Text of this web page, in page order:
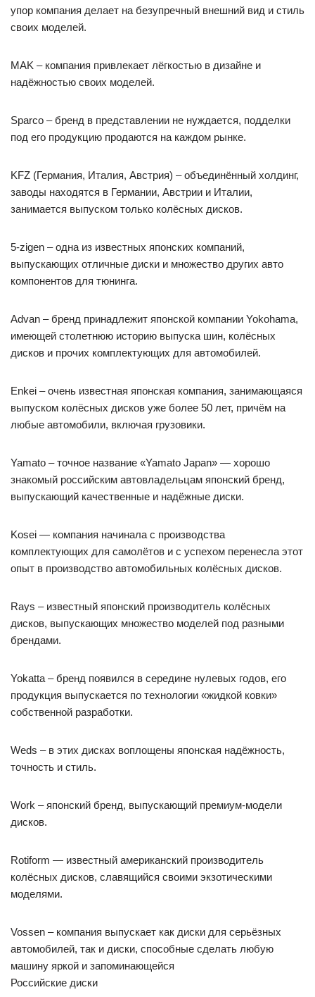
упор компания делает на безупречный внешний вид и стиль
своих моделей.
MAK – компания привлекает лёгкостью в дизайне и
надёжностью своих моделей.
Sparco – бренд в представлении не нуждается, подделки
под его продукцию продаются на каждом рынке.
KFZ (Германия, Италия, Австрия) – объединённый холдинг,
заводы находятся в Германии, Австрии и Италии,
занимается выпуском только колёсных дисков.
5-zigen – одна из известных японских компаний,
выпускающих отличные диски и множество других авто
компонентов для тюнинга.
Advan – бренд принадлежит японской компании Yokohama,
имеющей столетнюю историю выпуска шин, колёсных
дисков и прочих комплектующих для автомобилей.
Enkei – очень известная японская компания, занимающаяся
выпуском колёсных дисков уже более 50 лет, причём на
любые автомобили, включая грузовики.
Yamato – точное название «Yamato Japan» — хорошо
знакомый российским автовладельцам японский бренд,
выпускающий качественные и надёжные диски.
Kosei — компания начинала с производства
комплектующих для самолётов и с успехом перенесла этот
опыт в производство автомобильных колёсных дисков.
Rays – известный японский производитель колёсных
дисков, выпускающих множество моделей под разными
брендами.
Yokatta – бренд появился в середине нулевых годов, его
продукция выпускается по технологии «жидкой ковки»
собственной разработки.
Weds – в этих дисках воплощены японская надёжность,
точность и стиль.
Work – японский бренд, выпускающий премиум-модели
дисков.
Rotiform — известный американский производитель
колёсных дисков, славящийся своими экзотическими
моделями.
Vossen – компания выпускает как диски для серьёзных
автомобилей, так и диски, способные сделать любую
машину яркой и запоминающейся
Российские диски